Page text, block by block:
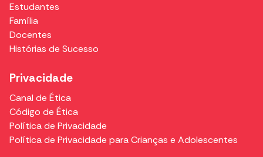
Estudantes
Família
Docentes
Histórias de Sucesso
Privacidade
Canal de Ética
Código de Ética
Política de Privacidade
Política de Privacidade para Crianças e Adolescentes